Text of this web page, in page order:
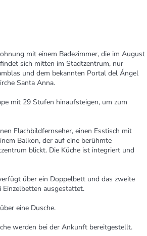
mit einem Badezimmer, die im August
sich mitten im Stadtzentrum, nur
und dem bekannten Portal del Ángel
Santa Anna.
mit 29 Stufen hinaufsteigen, um zum
Flachbildfernseher, einen Esstisch mit
Balkon, der auf eine berühmte
blickt. Die Küche ist integriert und
über ein Doppelbett und das zweite
ausgestattet.
eine Dusche.
werden bei der Ankunft bereitgestellt.